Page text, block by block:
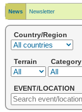
News Newsletter
Country/Region
Terrain Category
EVENT/LOCATION